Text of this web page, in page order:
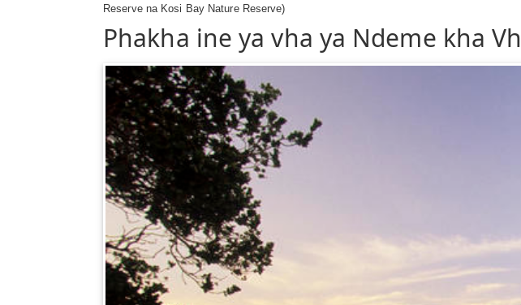
Reserve na Kosi Bay Nature Reserve)
Phakha ine ya vha ya Ndeme kha